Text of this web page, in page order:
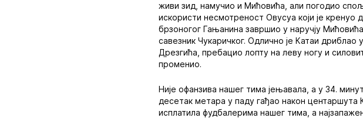
живи зид, намучио и Мићовића, али погодио
искористи несмотреност Овусуа који је кренуо
брзоногог Гањанина завршио у наручју
савезник Чукаричког. Одлично је Катаи
Дрезгића, пребацио лопту на леву ногу и
променио.
Није офанзива нашег тима јењавала, а у 34.
десетак метара у паду гађао након
исплатила фудбалерима нашег тима, а